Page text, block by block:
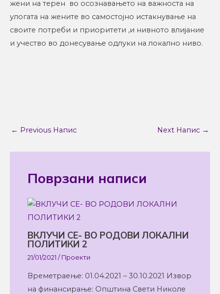
жени на терен во осознавањето на важноста на
улогата на жените во самостојно истакнување на
своите потреби и приоритети ,и нивното влијание
и учество во донесување одлуки на локално ниво.
← Previous Напис Next Напис →
Поврзани написи
ВКЛУЧИ СЕ- ВО РОДОВИ ЛОКАЛНИ
ПОЛИТИКИ 2
21/01/2021/ Проекти
Времетраење: 01.04.2021 – 30.10.2021 Извор
на финансирање: Општина Свети Николе